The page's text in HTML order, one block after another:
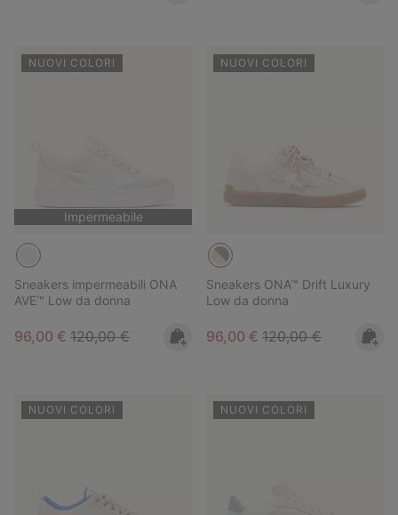
NUOVI COLORI
Impermeabile
Sneakers impermeabili ONA
AVE™ Low da donna
Sale price:
96,00 € Regular price:
120,00 €
NUOVI COLORI
Sneakers ONA™ Drift Luxury
Low da donna
Sale price:
96,00 € Regular price:
120,00 €
NUOVI COLORI NUOVI COLORI